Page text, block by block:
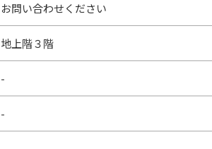
お問い合わせください
地上階３階
-
-